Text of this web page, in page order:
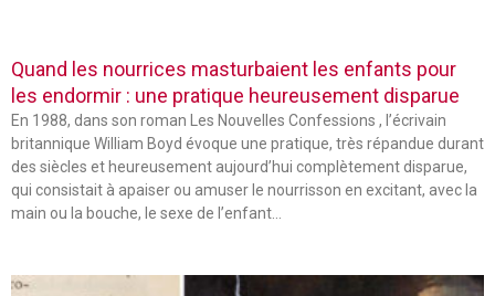
Quand les nourrices masturbaient les enfants pour
les endormir : une pratique heureusement disparue
En 1988, dans son roman Les Nouvelles Confessions , l’écrivain
britannique William Boyd évoque une pratique, très répandue durant
des siècles et heureusement aujourd’hui complètement disparue,
qui consistait à apaiser ou amuser le nourrisson en excitant, avec la
main ou la bouche, le sexe de l’enfant…